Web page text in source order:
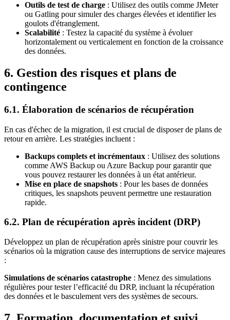
Outils de test de charge : Utilisez des outils comme JMeter
ou Gatling pour simuler des charges élevées et identifier les
goulots d'étranglement.
Scalabilité : Testez la capacité du système à évoluer
horizontalement ou verticalement en fonction de la croissance
des données.
6. Gestion des risques et plans de
contingence
6.1. Élaboration de scénarios de récupération
En cas d'échec de la migration, il est crucial de disposer de plans de
retour en arrière. Les stratégies incluent :
Backups complets et incrémentaux : Utilisez des solutions
comme AWS Backup ou Azure Backup pour garantir que
vous pouvez restaurer les données à un état antérieur.
Mise en place de snapshots : Pour les bases de données
critiques, les snapshots peuvent permettre une restauration
rapide.
6.2. Plan de récupération après incident (DRP)
Développez un plan de récupération après sinistre pour couvrir les
scénarios où la migration cause des interruptions de service majeures
:
Simulations de scénarios catastrophe : Menez des simulations
régulières pour tester l’efficacité du DRP, incluant la récupération
des données et le basculement vers des systèmes de secours.